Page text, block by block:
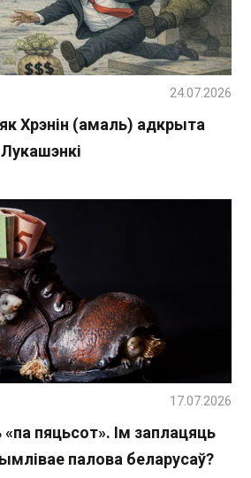
Хрэнін (амаль) адкрыта
24.07.2026
«па пяцьсот». Ім заплацяць
палова беларусаў?
17.07.2026